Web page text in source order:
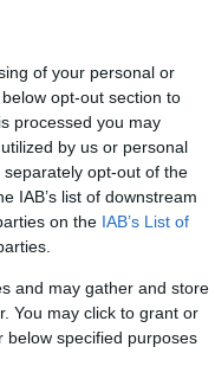
of your personal or
opt-out section to
processed you may
by us or personal
opt-out of the
IAB’s list of downstream
on the IAB’s List of
and may gather and store
You may click to grant or
below specified purposes